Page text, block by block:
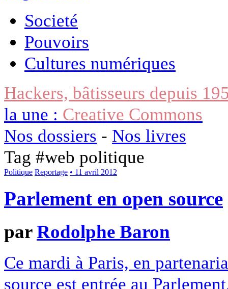
Societé
Pouvoirs
Cultures numériques
Hackers, bâtisseurs depuis
la une : Creative Commons
Nos dossiers - Nos livres
Tag #web politique
Politique Reportage • 11 avril 2012
Parlement en open source
parRodolphe Baron
Ce mardi à Paris, en
source est entrée au